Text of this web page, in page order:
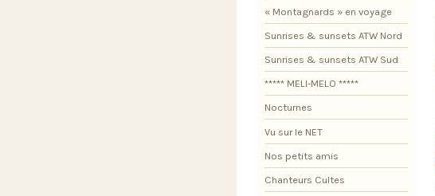
« Montagnards » en voyage
Sunrises & sunsets ATW Nord
Sunrises & sunsets ATW Sud
***** MELI-MELO *****
Nocturnes
Vu sur le NET
Nos petits amis
Chanteurs Cultes